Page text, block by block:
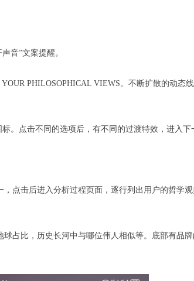
音”文案提醒。
PHILOSOPHICAL VIEWS。不断扩散的动态
。点击不同的选项后，有不同的过渡特效，进入下
点击后进入分析过程页面，逐行列出用户的哲学
占比，历史长河中与哪位伟人相似等。底部有品